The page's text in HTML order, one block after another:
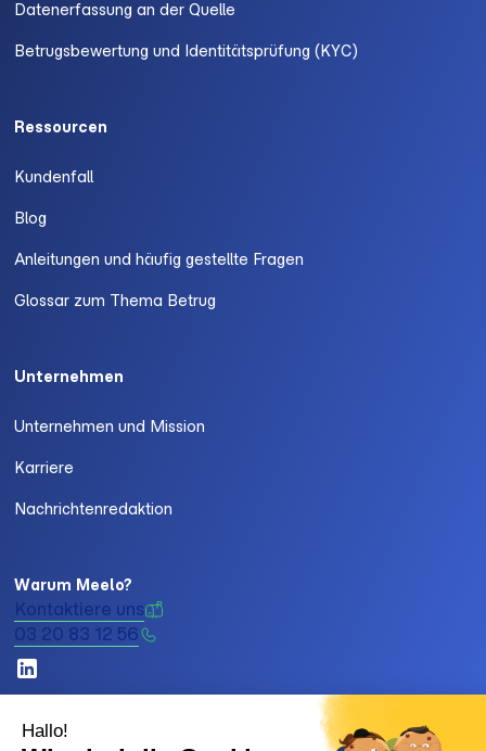
Datenerfassung an der Quelle
Betrugsbewertung und Identitätsprüfung (KYC)
Ressourcen
Kundenfall
Blog
Anleitungen und häufig gestellte Fragen
Glossar zum Thema Betrug
Unternehmen
Unternehmen und Mission
Karriere
Nachrichtenredaktion
Warum Meelo?
Kontaktiere uns
03 20 83 12 56